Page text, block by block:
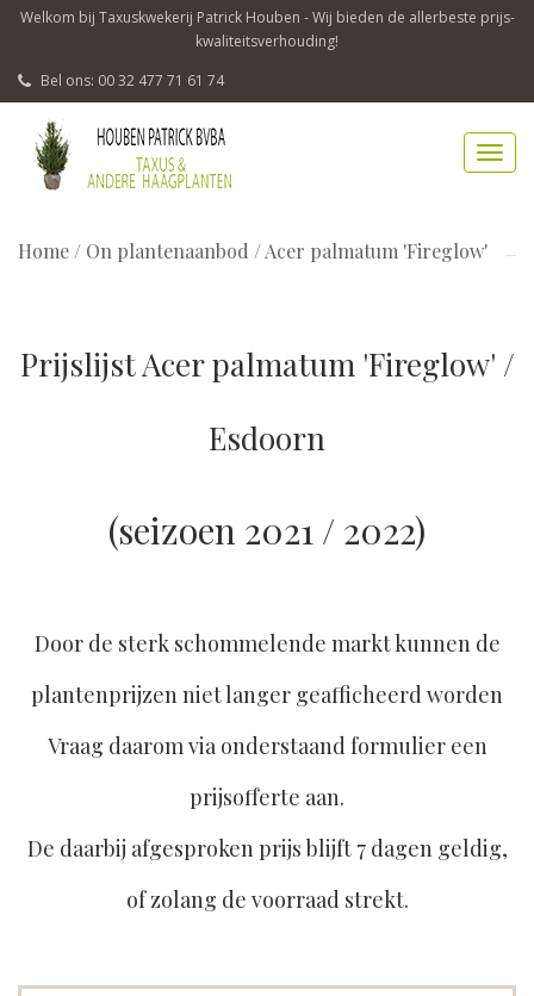
Welkom bij Taxuskwekerij Patrick Houben - Wij bieden de allerbeste prijs-
kwaliteitsverhouding!
Bel ons: 00 32 477 71 61 74
Home / On plantenaanbod / Acer palmatum 'Fireglow'
Prijslijst Acer palmatum 'Fireglow' /
Esdoorn
(seizoen 2021 / 2022)
Door de sterk schommelende markt kunnen de
plantenprijzen niet langer geafficheerd worden
Vraag daarom via onderstaand formulier een
prijsofferte aan.
De daarbij afgesproken prijs blijft 7 dagen geldig,
of zolang de voorraad strekt.